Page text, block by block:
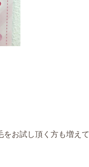
お試し頂く方も増えて